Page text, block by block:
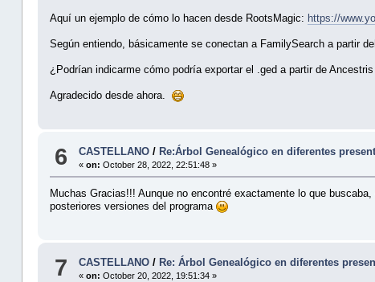
Aquí un ejemplo de cómo lo hacen desde RootsMagic: https://
Según entiendo, básicamente se conectan a FamilySearch a partir
¿Podrían indicarme cómo podría exportar el .ged a partir de
Agradecido desde ahora.
6 CASTELLANO / Re:Árbol Genealógico en diferentes
«on: October 28, 2022, 22:51:48 »
Muchas Gracias!!! Aunque no encontré exactamente lo que
posteriores versiones del programa
7 CASTELLANO / Re: Árbol Genealógico en diferentes
«on: October 20, 2022, 19:51:34 »